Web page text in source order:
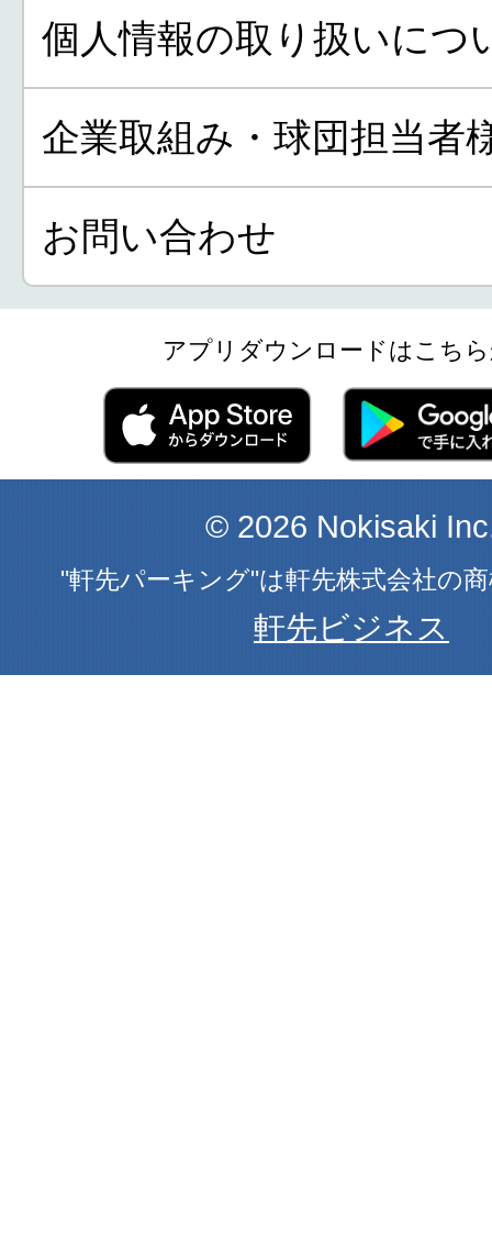
個人情報の取り扱いにつ
企業取組み・球団担当者
お問い合わせ
アプリダウンロードはこち
© 2026 Nokisaki
"軒先パーキング"は軒先株式会社の
軒先ビジネス